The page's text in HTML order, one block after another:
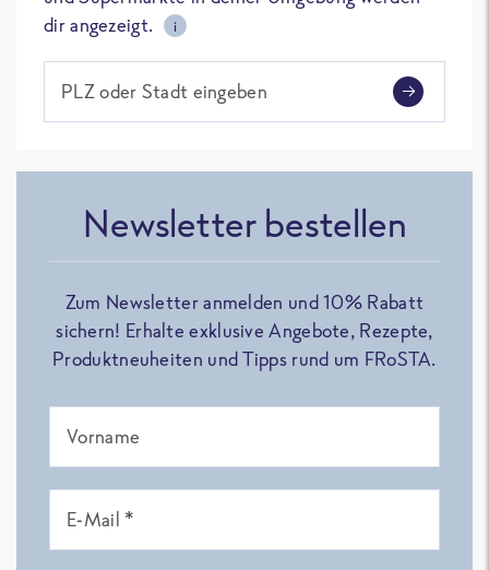
dir angezeigt.
i
PLZ oder Stadt eingeben
Newsletter bestellen
Zum Newsletter anmelden und 10% Rabatt
sichern! Erhalte exklusive Angebote, Rezepte,
Produktneuheiten und Tipps rund um FRoSTA.
Vorname
E-Mail *